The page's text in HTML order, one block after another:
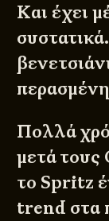
Και έχει
Πολλά
μετά τους
το Spritz
trend στα